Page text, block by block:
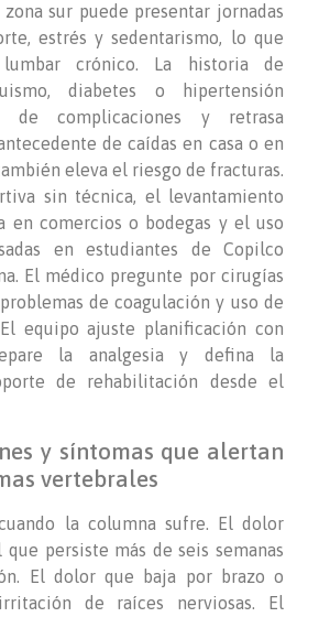
sur puede presentar jornadas
estrés y sedentarismo, lo que
crónico. La historia de
diabetes o hipertensión
de complicaciones y retrasa
de caídas en casa o en
eleva el riesgo de fracturas.
sin técnica, el levantamiento
en comercios o bodegas y el uso
en estudiantes de Copilco
El médico pregunte por cirugías
de coagulación y uso de
equipo ajuste planificación con
la analgesia y defina la
de rehabilitación desde el
y síntomas que alertan
vertebrales
la columna sufre. El dolor
que persiste más de seis semanas
El dolor que baja por brazo o
de raíces nerviosas. El